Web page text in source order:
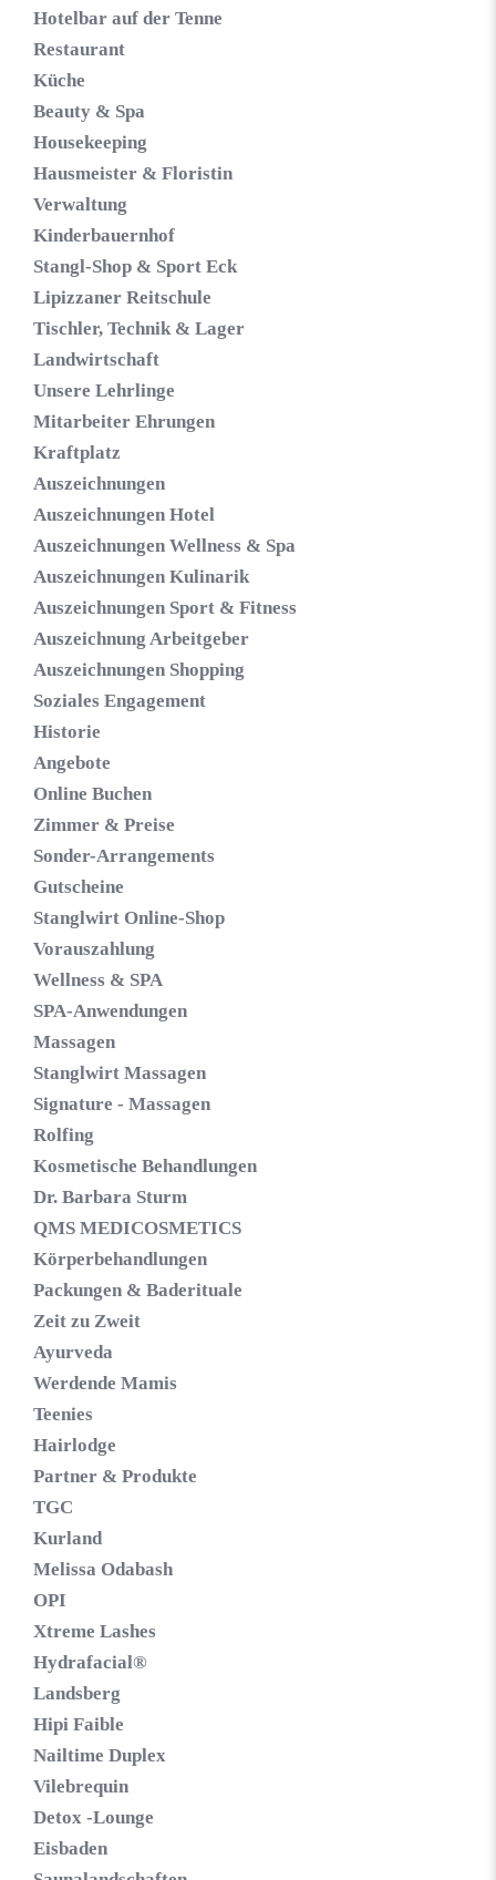
Hotelbar auf der Tenne
Restaurant
Küche
Beauty & Spa
Housekeeping
Hausmeister & Floristin
Verwaltung
Kinderbauernhof
Stangl-Shop & Sport Eck
Lipizzaner Reitschule
Tischler, Technik & Lager
Landwirtschaft
Unsere Lehrlinge
Mitarbeiter Ehrungen
Kraftplatz
Auszeichnungen
Auszeichnungen Hotel
Auszeichnungen Wellness & Spa
Auszeichnungen Kulinarik
Auszeichnungen Sport & Fitness
Auszeichnung Arbeitgeber
Auszeichnungen Shopping
Soziales Engagement
Historie
Angebote
Online Buchen
Zimmer & Preise
Sonder-Arrangements
Gutscheine
Stanglwirt Online-Shop
Vorauszahlung
Wellness & SPA
SPA-Anwendungen
Massagen
Stanglwirt Massagen
Signature - Massagen
Rolfing
Kosmetische Behandlungen
Dr. Barbara Sturm
QMS MEDICOSMETICS
Körperbehandlungen
Packungen & Baderituale
Zeit zu Zweit
Ayurveda
Werdende Mamis
Teenies
Hairlodge
Partner & Produkte
TGC
Kurland
Melissa Odabash
OPI
Xtreme Lashes
Hydrafacial®
Landsberg
Hipi Faible
Nailtime Duplex
Vilebrequin
Detox -Lounge
Eisbaden